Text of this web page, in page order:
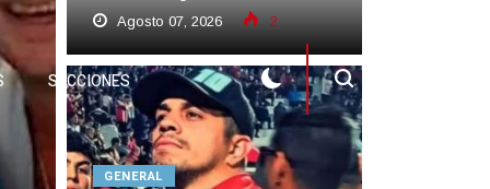
SECCIONES
Agosto 07, 2026 2
GENERAL